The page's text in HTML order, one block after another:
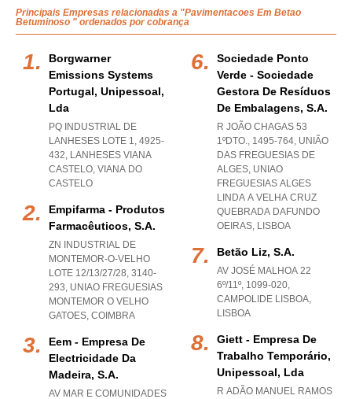
Principais Empresas relacionadas a "Pavimentacoes Em Betao
Betuminoso " ordenados por cobrança
Borgwarner
Emissions Systems
Portugal, Unipessoal,
Lda
PQ INDUSTRIAL DE
LANHESES LOTE 1, 4925-
432, LANHESES VIANA
CASTELO, VIANA DO
CASTELO
Empifarma - Produtos
Farmacêuticos, S.a.
ZN INDUSTRIAL DE
MONTEMOR-O-VELHO
LOTE 12/13/27/28, 3140-
293, UNIAO FREGUESIAS
MONTEMOR O VELHO
GATOES, COIMBRA
Eem - Empresa De
Electricidade Da
Madeira, S.a.
AV MAR E COMUNIDADES
Sociedade Ponto
Verde - Sociedade
Gestora De Resíduos
De Embalagens, S.a.
R JOÃO CHAGAS 53
1ºDTO., 1495-764, UNIÃO
DAS FREGUESIAS DE
ALGES, UNIAO
FREGUESIAS ALGES
LINDA A VELHA CRUZ
QUEBRADA DAFUNDO
OEIRAS, LISBOA
Betão Liz, S.a.
AV JOSÉ MALHOA 22
6º/11º, 1099-020,
CAMPOLIDE LISBOA,
LISBOA
Giett - Empresa De
Trabalho Temporário,
Unipessoal, Lda
R ADÃO MANUEL RAMOS